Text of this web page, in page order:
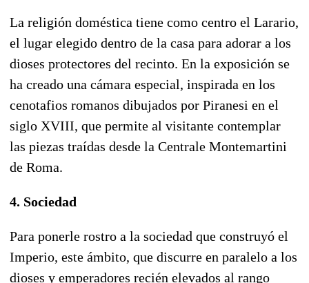
La religión doméstica tiene como centro el Larario,
el lugar elegido dentro de la casa para adorar a los
dioses protectores del recinto. En la exposición se
ha creado una cámara especial, inspirada en los
cenotafios romanos dibujados por Piranesi en el
siglo XVIII, que permite al visitante contemplar
las piezas traídas desde la Centrale Montemartini
de Roma.
4. Sociedad
Para ponerle rostro a la sociedad que construyó el
Imperio, este ámbito, que discurre en paralelo a los
dioses y emperadores recién elevados al rango